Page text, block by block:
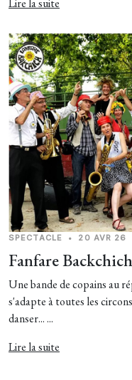
Lire la suite
SPECTACLE • 20 AVR 26
Fanfare Backchich
Une bande de copains au
s'adapte à toutes les
danser... ...
Lire la suite